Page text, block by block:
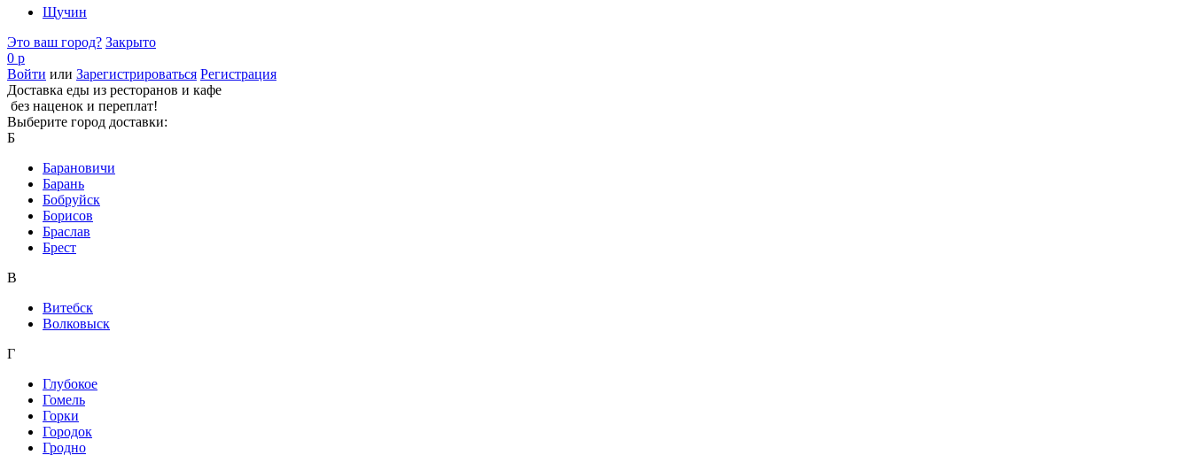
Щучин
Это ваш город? Закрыто
0 р
Войти или Зарегистрироваться Регистрация
Доставка еды из ресторанов и кафе
без наценок и переплат!
Выберите город доставки:
Б
Барановичи
Барань
Бобруйск
Борисов
Браслав
Брест
В
Витебск
Волковыск
Г
Глубокое
Гомель
Горки
Городок
Гродно